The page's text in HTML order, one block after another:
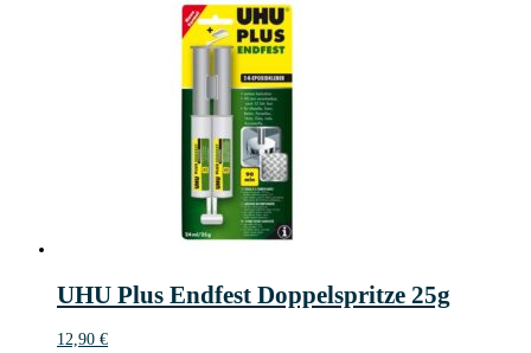
UHU Plus Endfest Doppelspritze 25g
12,90 €